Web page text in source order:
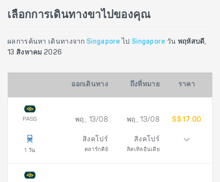
เลือกการเดินทางขาไปของคุณ
ผลการค้นหา เดินทางจาก Singapore ไป Singapore วัน พฤหัสบดี,
13 สิงหาคม 2026
ออกเดินทาง ถึงที่หมาย ราคา
PASS
1 วัน
พฤ., 13/08
สิงคโปร์
คลาร์กคีย์
พฤ., 13/08
สิงคโปร์
ลิตเทิลอินเดีย
S$ 17.00